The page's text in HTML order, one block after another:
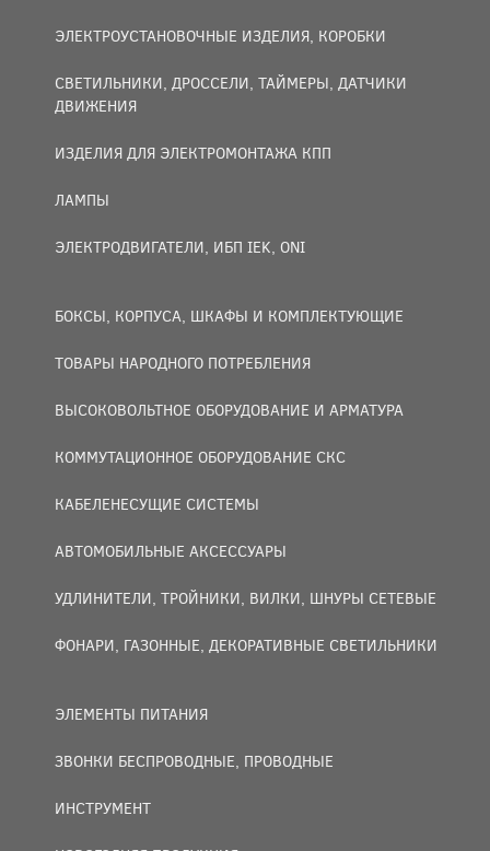
ЭЛЕКТРОУСТАНОВОЧНЫЕ ИЗДЕЛИЯ, КОРОБКИ
СВЕТИЛЬНИКИ, ДРОССЕЛИ, ТАЙМЕРЫ, ДАТЧИКИ
ДВИЖЕНИЯ
ИЗДЕЛИЯ ДЛЯ ЭЛЕКТРОМОНТАЖА КПП
ЛАМПЫ
ЭЛЕКТРОДВИГАТЕЛИ, ИБП IEK, ONI
БОКСЫ, КОРПУСА, ШКАФЫ И КОМПЛЕКТУЮЩИЕ
ТОВАРЫ НАРОДНОГО ПОТРЕБЛЕНИЯ
ВЫСОКОВОЛЬТНОЕ ОБОРУДОВАНИЕ И АРМАТУРА
КОММУТАЦИОННОЕ ОБОРУДОВАНИЕ СКС
КАБЕЛЕНЕСУЩИЕ СИСТЕМЫ
АВТОМОБИЛЬНЫЕ АКСЕССУАРЫ
УДЛИНИТЕЛИ, ТРОЙНИКИ, ВИЛКИ, ШНУРЫ СЕТЕВЫЕ
ФОНАРИ, ГАЗОННЫЕ, ДЕКОРАТИВНЫЕ СВЕТИЛЬНИКИ
ЭЛЕМЕНТЫ ПИТАНИЯ
ЗВОНКИ БЕСПРОВОДНЫЕ, ПРОВОДНЫЕ
ИНСТРУМЕНТ